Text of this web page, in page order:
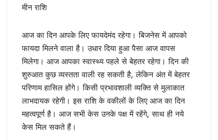
मीन राशि
आज का दिन आपके लिए फायदेमंद रहेगा। बिजनेस में आपको
फायदा मिलने वाला है। उधार दिया हुआ पैसा आज वापस
मिलेगा। आज आपका स्वास्थ्य पहले से बेहतर रहेगा। दिन की
शुरुआत कुछ व्यस्तता वाली रह सकती है, लेकिन अंत में बेहतर
परिणाम हासिल होंगे। किसी प्रभावशाली व्यक्ति से मुलाकात
लाभदायक रहेगी। इस राशि के वकीलों के लिए आज का दिन
महत्वपूर्ण है। आज सभी केस उनके पक्ष में रहेंगे, साथ ही नये
केस मिल सकते हैं।